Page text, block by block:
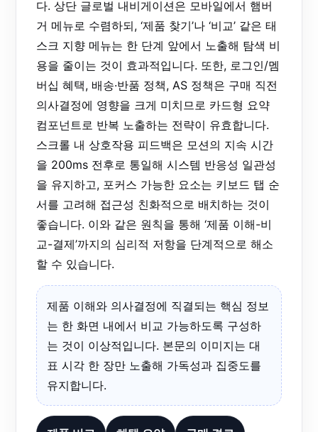
다. 상단 글로벌 내비게이션은 모바일에서 햄버
거 메뉴로 수렴하되, ‘제품 찾기’나 ‘비교’ 같은 태
스크 지향 메뉴는 한 단계 앞에서 노출해 탐색 비
용을 줄이는 것이 효과적입니다. 또한, 로그인/멤
버십 혜택, 배송·반품 정책, AS 정책은 구매 직전
의사결정에 영향을 크게 미치므로 카드형 요약
컴포넌트로 반복 노출하는 전략이 유효합니다.
스크롤 내 상호작용 피드백은 모션의 지속 시간
을 200ms 전후로 통일해 시스템 반응성 일관성
을 유지하고, 포커스 가능한 요소는 키보드 탭 순
서를 고려해 접근성 친화적으로 배치하는 것이
좋습니다. 이와 같은 원칙을 통해 ‘제품 이해-비
교-결제’까지의 심리적 저항을 단계적으로 해소
할 수 있습니다.
제품 이해와 의사결정에 직결되는 핵심 정보
는 한 화면 내에서 비교 가능하도록 구성하
는 것이 이상적입니다. 본문의 이미지는 대
표 시각 한 장만 노출해 가독성과 집중도를
유지합니다.